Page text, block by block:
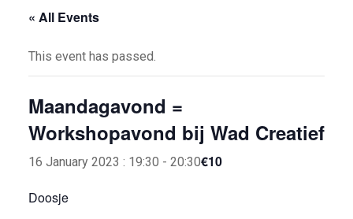
« All Events
This event has passed.
Maandagavond =
Workshopavond bij Wad Creatief
16 January 2023 : 19:30 - 20:30€10
Doosje